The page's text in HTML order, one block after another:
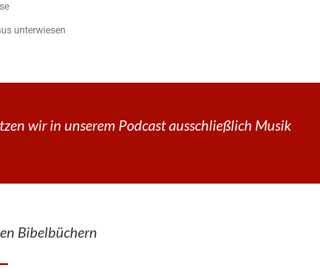
unterwiesen
wir in unserem Podcast ausschließlich Musik
Bibelbüchern